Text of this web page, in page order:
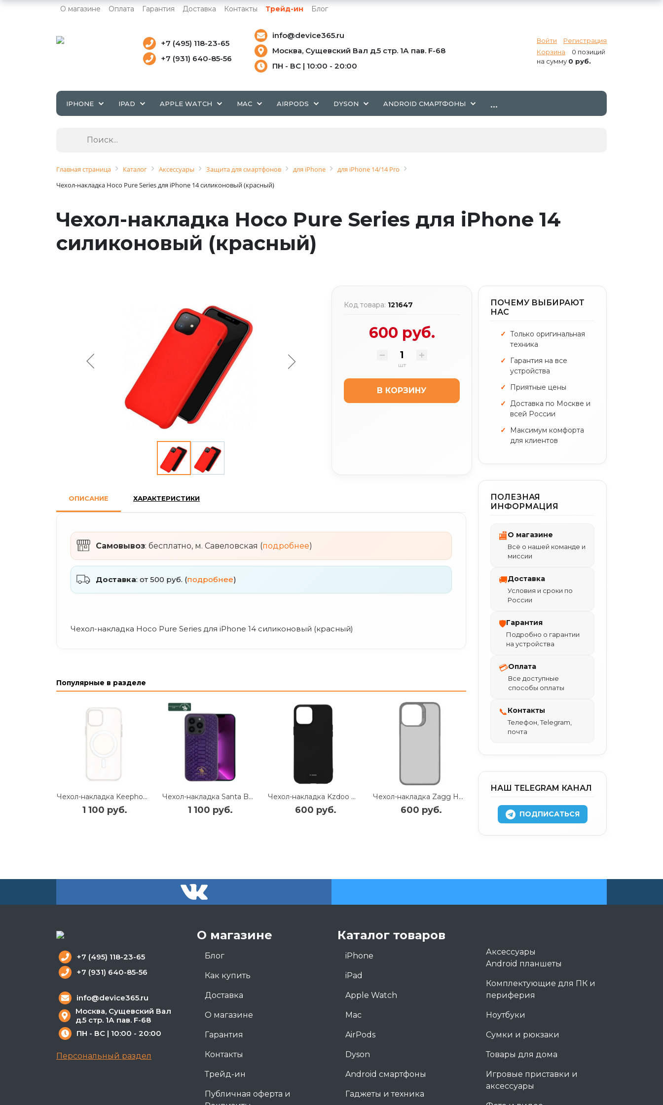
О магазине Оплата Гарантия Доставка Контакты Трейд-ин Блог
Войти
Регистрация
Корзина
0 позиций
на сумму 0 руб.
+7 (495) 118-23-65
+7 (931) 640-85-56
info@device365.ru
Москва, Сущевский Вал д.5 стр. 1А пав. F-68
ПН - ВС | 10:00 - 20:00
IPHONE IPAD APPLE WATCH MAC AIRPODS DYSON ANDROID СМАРТФОНЫ ...
Главная страница Каталог Аксессуары Защита для смартфонов для iPhone
для iPhone 14/14 Pro
Чехол-накладка Hoco Pure Series для iPhone 14 силиконовый (красный)
Чехол-накладка Hoco Pure Series для iPhone 14
силиконовый (красный)
Код товара: 121647
600 руб.
шт
В КОРЗИНУ
ОПИСАНИЕ ХАРАКТЕРИСТИКИ
Самовывоз: бесплатно, м. Савеловская (подробнее)
Доставка: от 500 руб. (подробнее)
Чехол-накладка Hoco Pure Series для iPhone 14 силиконовый (красный)
Популярные в разделе
Чехол-накладка Keephone Magsafe Clear Case для Apple iPhone 14 Pro пластиковый (прозрачный)
1 100 руб.
Чехол-накладка Santa Barbara Ravel для iPhone 14 Pro натуральная кожа (фиолетовый)
1 100 руб.
Чехол-накладка Kzdoo Q Series для Apple iPhone 14 силиконовый (черный)
600 руб.
Чехол-накладка Zagg Hampton Case для iPhone 14 Pro пластиковый (матовый серый)
600 руб.
ПОЧЕМУ ВЫБИРАЮТ
НАС
Только оригинальная
техника
Гарантия на все
устройства
Приятные цены
Доставка по Москве и
всей России
Максимум комфорта
для клиентов
ПОЛЕЗНАЯ
ИНФОРМАЦИЯ
🏬О магазине
Всё о нашей команде и
миссии
🚚Доставка
Условия и сроки по
России
🛡Гарантия
Подробно о гарантии
на устройства
💳Оплата
Все доступные
способы оплаты
📞Контакты
Телефон, Telegram,
почта
НАШ TELEGRAM КАНАЛ
ПОДПИСАТЬСЯ
О магазине
Блог
Как купить
Доставка
О магазине
Гарантия
Контакты
Трейд-ин
Публичная оферта и
Каталог товаров
iPhone
iPad
Apple Watch
Mac
AirPods
Dyson
Android смартфоны
Гаджеты и техника
Аксессуары
Android планшеты
Комплектующие для ПК и
периферия
Ноутбуки
Сумки и рюкзаки
Товары для дома
Игровые приставки и
аксессуары
+7 (495) 118-23-65
+7 (931) 640-85-56
info@device365.ru
Москва, Сущевский Вал
д.5 стр. 1А пав. F-68
ПН - ВС | 10:00 - 20:00
Персональный раздел